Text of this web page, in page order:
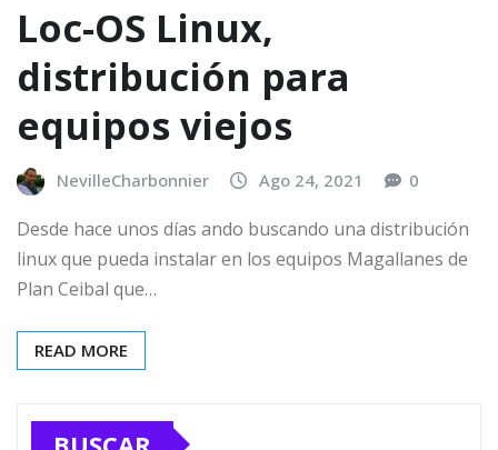
Loc-OS Linux,
distribución para
equipos viejos
NevilleCharbonnier Ago 24, 2021 0
Desde hace unos días ando buscando una distribución
linux que pueda instalar en los equipos Magallanes de
Plan Ceibal que…
READ MORE